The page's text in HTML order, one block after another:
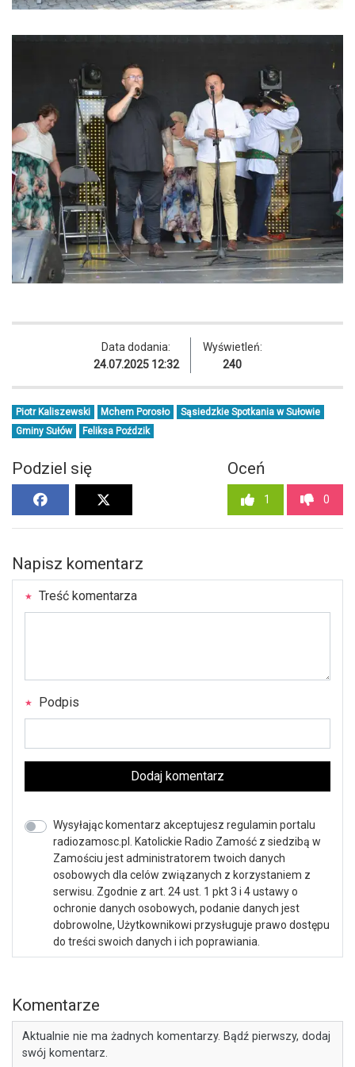
Data dodania:
24.07.2025 12:32
Wyświetleń:
240
Piotr Kaliszewski Mchem Porosło
Sąsiedzkie Spotkania w Sułowie
Gminy Sułów
Feliksa Poździk
Podziel się Oceń
1 0
Napisz komentarz
Treść komentarza
Podpis
Dodaj komentarz
Wysyłając komentarz akceptujesz regulamin portalu
radiozamosc.pl. Katolickie Radio Zamość z siedzibą w
Zamościu jest administratorem twoich danych
osobowych dla celów związanych z korzystaniem z
serwisu. Zgodnie z art. 24 ust. 1 pkt 3 i 4 ustawy o
ochronie danych osobowych, podanie danych jest
dobrowolne, Użytkownikowi przysługuje prawo dostępu
do treści swoich danych i ich poprawiania.
Komentarze
Aktualnie nie ma żadnych komentarzy. Bądź pierwszy, dodaj
swój komentarz.